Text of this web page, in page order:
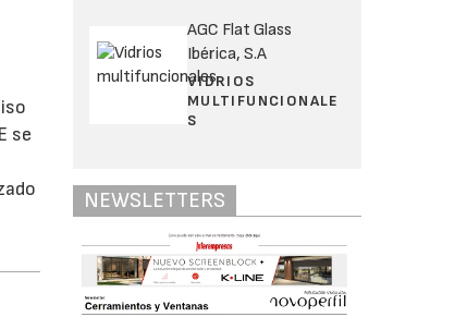
se
AGC Flat Glass
Ibérica, S.A
VIDRIOS
MULTIFUNCIONALE
S
NEWSLETTERS